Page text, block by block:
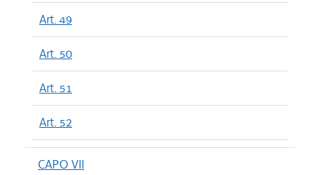
Art. 49
Art. 50
Art. 51
Art. 52
CAPO VII